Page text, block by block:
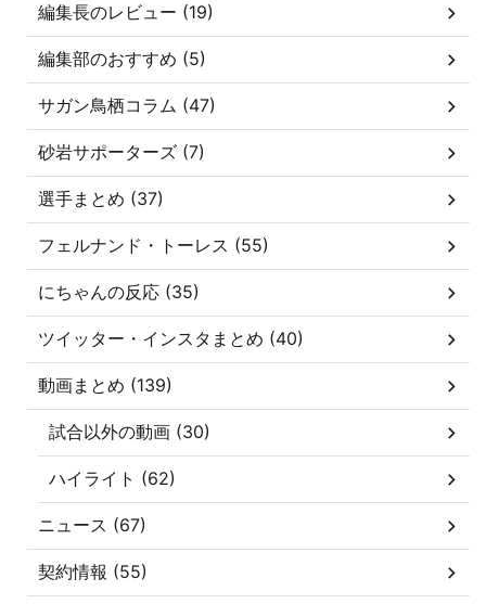
編集長のレビュー (19)
編集部のおすすめ (5)
サガン鳥栖コラム (47)
砂岩サポーターズ (7)
選手まとめ (37)
フェルナンド・トーレス (55)
にちゃんの反応 (35)
ツイッター・インスタまとめ (40)
動画まとめ (139)
試合以外の動画 (30)
ハイライト (62)
ニュース (67)
契約情報 (55)